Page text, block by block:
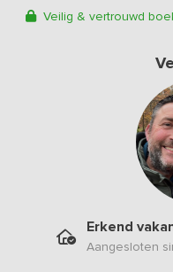
Veilig & vertrouwd
Erkend
Aangesloten